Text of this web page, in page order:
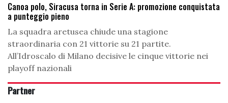
Canoa polo, Siracusa torna in Serie A: promozione conquistata
a punteggio pieno
La squadra aretusea chiude una stagione
straordinaria con 21 vittorie su 21 partite.
All’Idroscalo di Milano decisive le cinque vittorie nei
playoff nazionali
Partner